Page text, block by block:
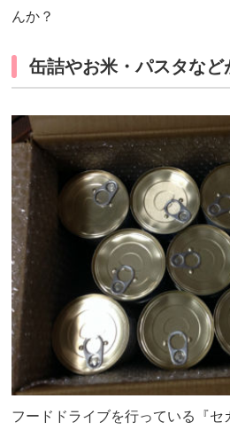
んか？
缶詰やお米・パスタなど
フードドライブを行っている『